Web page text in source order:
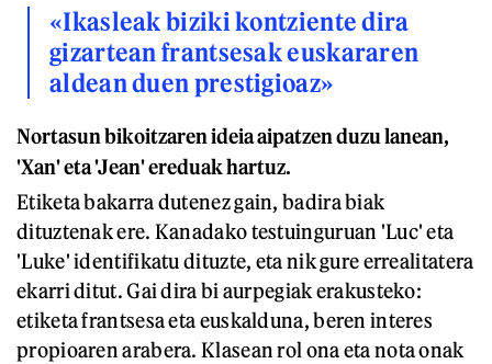
«Ikasleak biziki kontziente dira
gizartean frantsesak euskararen
aldean duen prestigioaz»
Nortasun bikoitzaren ideia aipatzen duzu lanean,
'Xan' eta 'Jean' ereduak hartuz.
Etiketa bakarra dutenez gain, badira biak
dituztenak ere. Kanadako testuinguruan 'Luc' eta
'Luke' identifikatu dituzte, eta nik gure errealitatera
ekarri ditut. Gai dira bi aurpegiak erakusteko:
etiketa frantsesa eta euskalduna, beren interes
propioaren arabera. Klasean rol ona eta nota onak